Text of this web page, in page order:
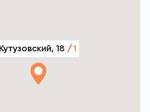
Кутузовский, 18 / 1